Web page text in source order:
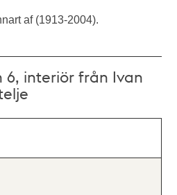
af (1913-2004).
6, interiör från Ivan